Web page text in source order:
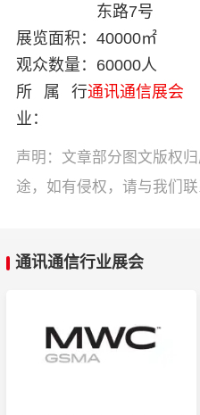
东路7号
展览面积： 40000㎡
观众数量： 60000人
所属行
业：
通讯通信展会
声明：文章部分图文版权
途，如有侵权，请与我们联
通讯通信行业展会